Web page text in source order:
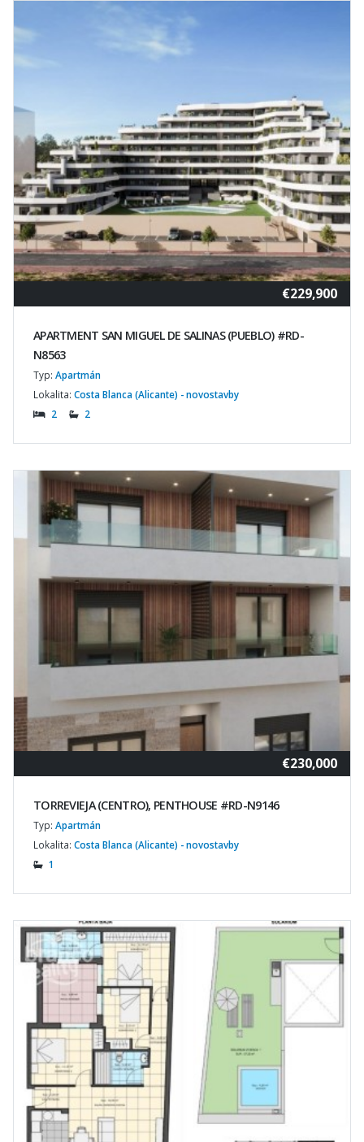
€229,900
APARTMENT SAN MIGUEL DE SALINAS (PUEBLO) #RD-
N8563
Typ: Apartmán
Lokalita: Costa Blanca (Alicante) - novostavby
2
2
€230,000
TORREVIEJA (CENTRO), PENTHOUSE #RD-N9146
Typ: Apartmán
Lokalita: Costa Blanca (Alicante) - novostavby
1